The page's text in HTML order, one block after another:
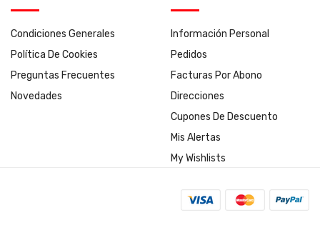
Condiciones Generales
Política De Cookies
Preguntas Frecuentes
Novedades
Información Personal
Pedidos
Facturas Por Abono
Direcciones
Cupones De Descuento
Mis Alertas
My Wishlists